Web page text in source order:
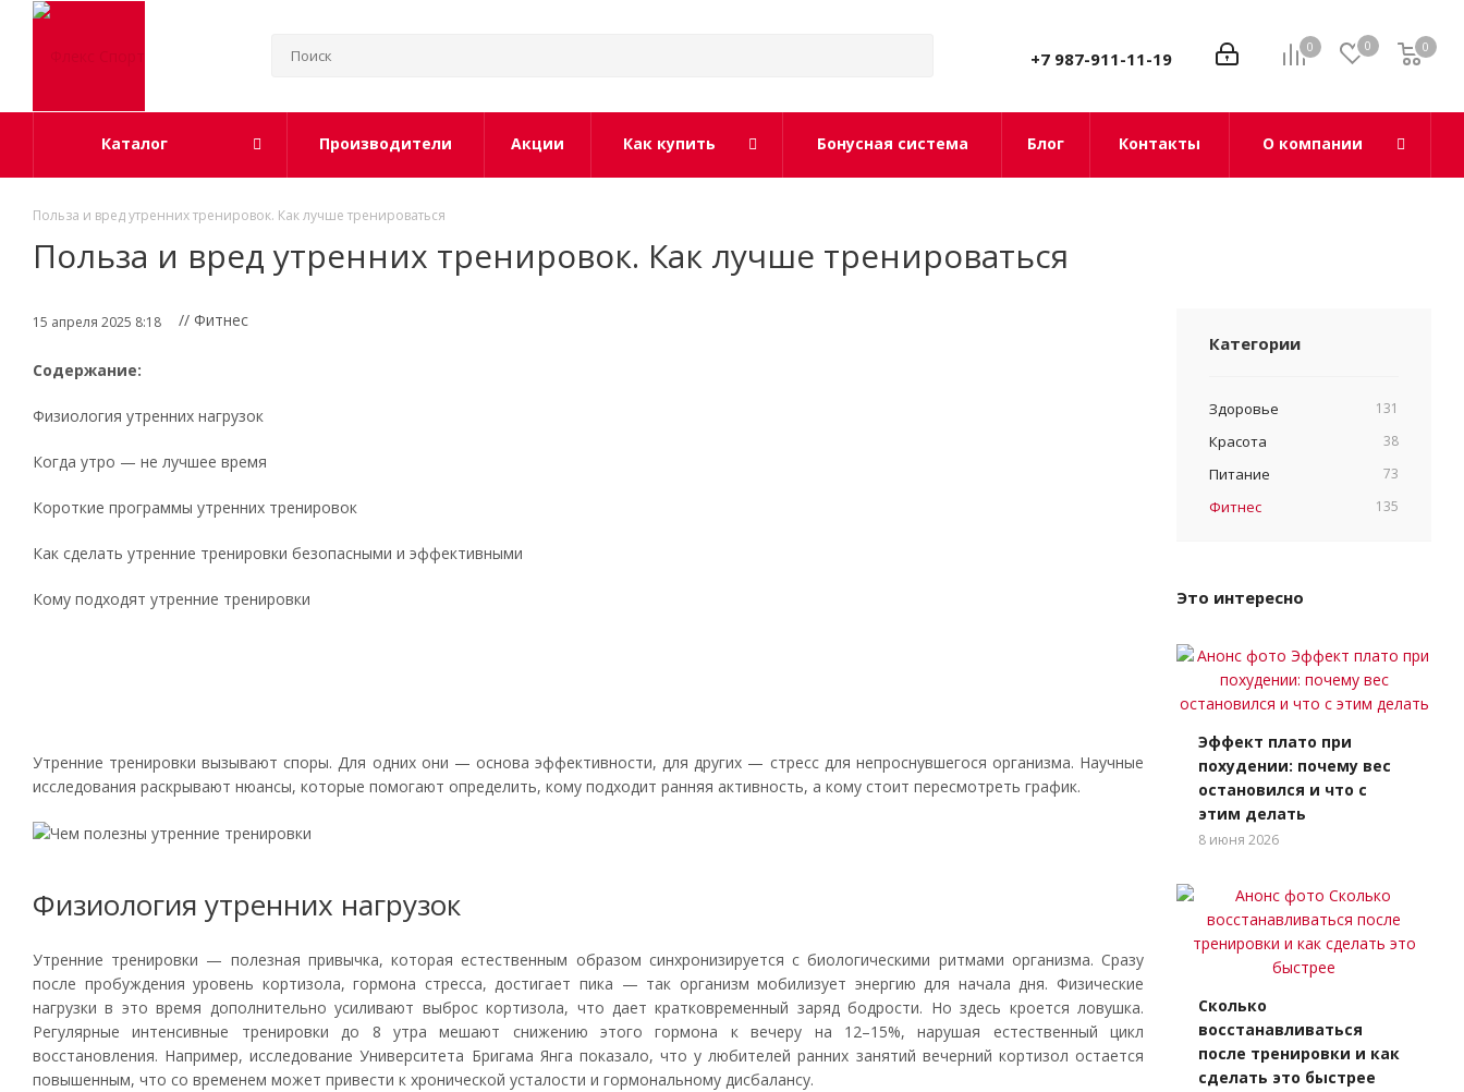
0 0 0
0
+7 987-911-11-19
Каталог Производители Акции Как купить Бонусная система Блог Контакты О компании
Польза и вред утренних тренировок. Как лучше тренироваться
Польза и вред утренних тренировок. Как лучше тренироваться
15 апреля 2025 8:18 // Фитнес
Содержание:
Физиология утренних нагрузок
Когда утро — не лучшее время
Короткие программы утренних тренировок
Как сделать утренние тренировки безопасными и эффективными
Кому подходят утренние тренировки
Утренние тренировки вызывают споры. Для одних они — основа эффективности, для других — стресс для непроснувшегося организма. Научные
исследования раскрывают нюансы, которые помогают определить, кому подходит ранняя активность, а кому стоит пересмотреть график.
Физиология утренних нагрузок
Утренние тренировки — полезная привычка, которая естественным образом синхронизируется с биологическими ритмами организма. Сразу
после пробуждения уровень кортизола, гормона стресса, достигает пика — так организм мобилизует энергию для начала дня. Физические
нагрузки в это время дополнительно усиливают выброс кортизола, что дает кратковременный заряд бодрости. Но здесь кроется ловушка.
Регулярные интенсивные тренировки до 8 утра мешают снижению этого гормона к вечеру на 12–15%, нарушая естественный цикл
восстановления. Например, исследование Университета Бригама Янга показало, что у любителей ранних занятий вечерний кортизол остается
повышенным, что со временем может привести к хронической усталости и гормональному дисбалансу.
Категории
Здоровье 131
Красота 38
Питание 73
Фитнес 135
Это интересно
Эффект плато при
похудении: почему вес
остановился и что с
этим делать
8 июня 2026
Сколько
восстанавливаться
после тренировки и как
сделать это быстрее